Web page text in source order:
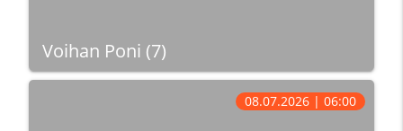
Voihan Poni (7)
08.07.2026 | 06:00